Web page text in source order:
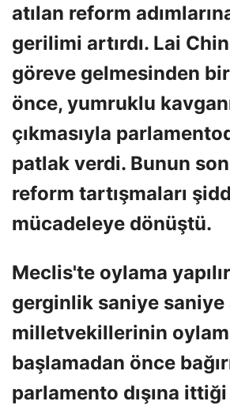
atılan reform
gerilimi artırdı. Lai
göreve gelmesinden
önce, yumruklu
çıkmasıyla
patlak verdi. Bunun
reform tartışmaları
mücadeleye dönüştü.
Meclis'te oylama
gerginlik saniye saniye
milletvekillerinin
başlamadan önce
parlamento dışına